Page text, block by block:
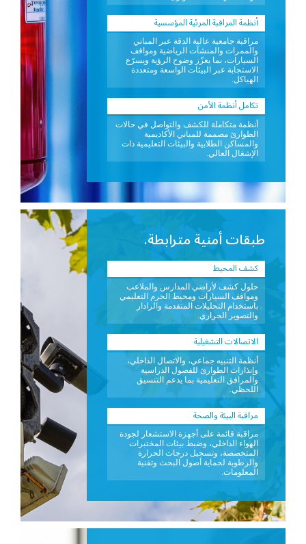
أنظمة المراقبة المرئية المؤسسية
مراقبة جامعية عالية الدقة عبر المباني
والممرات والمنشآت الرياضية ومواقف
السيارات، بما يعزّز وضوح الرؤية ويسرّع
الاستجابة عبر البيئات الواسعة ومتعددة
الهياكل.
تكامل أنظمة الأمن
أنظمة متكاملة للكشف والتواصل في حالات
الطوارئ مصممة للمباني الأكاديمية
والمساكن الطلابية والبيئات التعليمية ذات
الإشغال العالي.
طبقات أمنية مترابطة.
كشف المحيط
حلول كشف لأراضي المدارس والملاعب
ومواقف السيارات ومحيط الحرم التعليمي
باستخدام التحليلات المتقدمة والرادار
والتصوير الحراري.
الاتصالات التشغيلية
أنظمة التنبيه جماعي، والاتصال الداخلي،
وإنذارات الطوارئ للفصول الدراسية
والمرافق التعليمية بما يدعم التنسيق
اللحظي.
مراقبة البيئة والصحة
مراقبة قائمة على أجهزة الاستشعار لجودة
الهواء الداخلي، وضبط بيئات المختبرات
المتخصصة، وتسجيل درجات الحرارة
والرطوبة لحماية أصول البحث وتقنية
المعلومات.